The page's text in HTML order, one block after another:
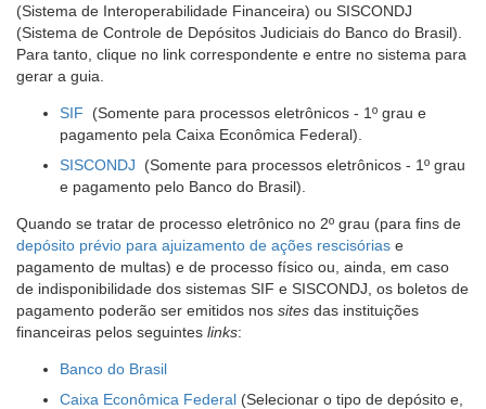
das
tabelas?
mais
acessibilidade
com
legendas.
(Sistema de Interoperabilidade Financeira) ou SISCONDJ
(Sistema de Controle de Depósitos Judiciais do Banco do Brasil).
Para tanto, clique no link correspondente e entre no sistema para
gerar a guia.
SIF
(Somente para processos eletrônicos - 1º grau e
pagamento pela Caixa Econômica Federal).
SISCONDJ (Somente para processos eletrônicos - 1º grau
e pagamento pelo Banco do Brasil).
Quando se tratar de processo eletrônico no 2º grau (para fins de
depósito prévio para ajuizamento de ações rescisórias e
pagamento de multas) e de processo físico ou, ainda, em caso
de indisponibilidade dos sistemas SIF e SISCONDJ, os boletos de
pagamento poderão ser emitidos nos sites das instituições
financeiras pelos seguintes links:
Banco do Brasil
Caixa Econômica Federal (Selecionar o tipo de depósito e,